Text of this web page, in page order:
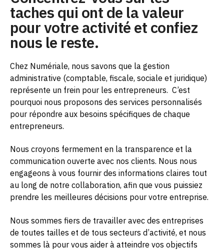
taches qui ont de la valeur
pour votre activité et confiez
nous le reste.
Chez Numériale, nous savons que la gestion
administrative (comptable, fiscale, sociale et juridique)
représente un frein pour les entrepreneurs. C’est
pourquoi nous proposons des services personnalisés
pour répondre aux besoins spécifiques de chaque
entrepreneurs.
Nous croyons fermement en la transparence et la
communication ouverte avec nos clients. Nous nous
engageons à vous fournir des informations claires tout
au long de notre collaboration, afin que vous puissiez
prendre les meilleures décisions pour votre entreprise.
Nous sommes fiers de travailler avec des entreprises
de toutes tailles et de tous secteurs d’activité, et nous
sommes là pour vous aider à atteindre vos objectifs